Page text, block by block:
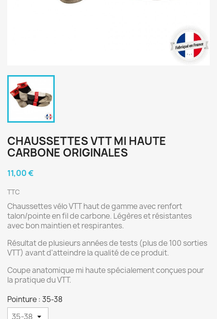
CHAUSSETTES VTT MI HAUTE
CARBONE ORIGINALES
11,00 €
TTC
Chaussettes vélo VTT haut de gamme avec renfort
talon/pointe en fil de carbone. Légères et résistantes
avec bon maintien et respirantes.
Résultat de plusieurs années de tests (plus de 100 sorties
VTT) avant d'atteindre la qualité de ce produit.
Coupe anatomique mi haute spécialement conçues pour
la pratique du VTT.
Pointure : 35-38